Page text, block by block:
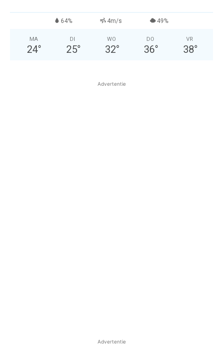
64% 4m/s 49%
MA
24°
DI
25°
WO
32°
DO
36°
VR
38°
Advertentie
Advertentie